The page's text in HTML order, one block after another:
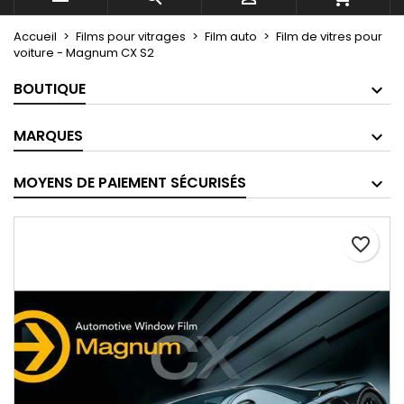
Accueil Films pour vitrages Film auto
Film de vitres pour
voiture - Magnum CX S2
BOUTIQUE
MARQUES
MOYENS DE PAIEMENT SÉCURISÉS
favorite_border